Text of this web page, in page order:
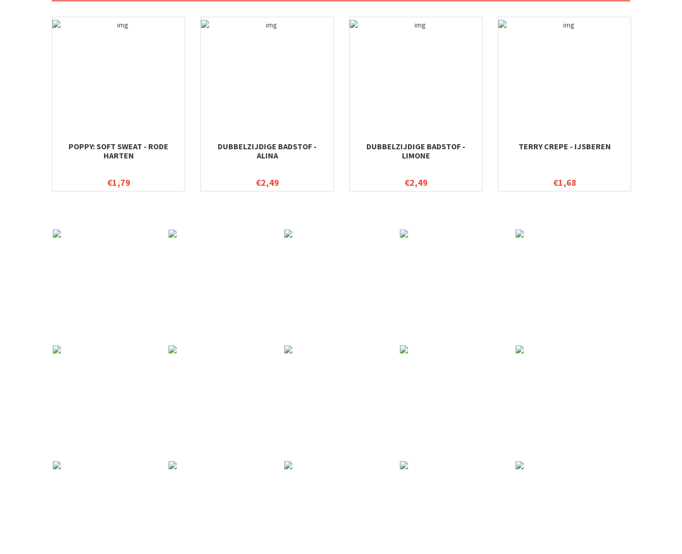
POPPY: SOFT SWEAT - RODE
HARTEN
€1,79
DUBBELZIJDIGE BADSTOF -
ALINA
€2,49
DUBBELZIJDIGE BADSTOF -
LIMONE
€2,49
TERRY CREPE - IJSBEREN
€1,68